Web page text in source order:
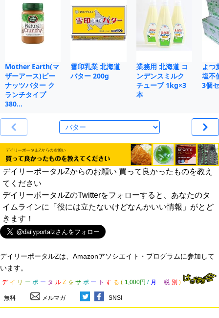
Mother Earth(マ
ザーアース)ピー
ナッツバター ク
ランチタイプ
380…
雪印乳業 北海道
バター 200g
業務用 北海道 コ
ンデンスミルク
チューブ 1kg×3
本
よつ
塩不
3個
デイリーポータルZからのお願い 買って良かったものを教え
てください
デイリーポータルZのTwitterをフォローすると、あなたのタ
イムラインに「役には立たないけどなんかいい情報」がとど
きます！
デイリーポータルZは、Amazonアソシエイト・プログラムに参加して
います。
デ イ リ ー ポ ー タ ル Z を サ ポ ー ト す る ( 1,000円 / 月 税 別 )
無料 メルマガ SNS!